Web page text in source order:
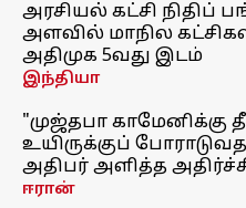
அரசியல் கட்சி நிதிப்
அளவில் மாநில
அதிமுக 5வது இடம்
இந்தியா
"முஜ்தபா காமேனிக்கு
உயிருக்குப்
அதிபர் அளித்த
ஈரான்